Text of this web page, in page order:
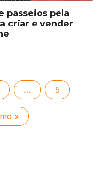
passeios pela
criar e vender
… 5
»